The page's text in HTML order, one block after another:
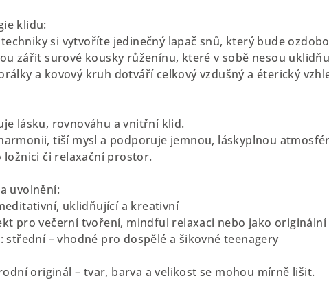
klidu:
techniky si vytvoříte jedinečný lapač snů, který bude
zářit surové kousky růženínu, které v sobě nesou
a kovový kruh dotváří celkový vzdušný a éterický
lásku, rovnováhu a vnitřní klid.
tiší mysl a podporuje jemnou, láskyplnou
ložnici či relaxační prostor.
uvolnění:
uklidňující a kreativní
pro večerní tvoření, mindful relaxaci nebo jako
střední – vhodné pro dospělé a šikovné teenagery
originál – tvar, barva a velikost se mohou mírně lišit.